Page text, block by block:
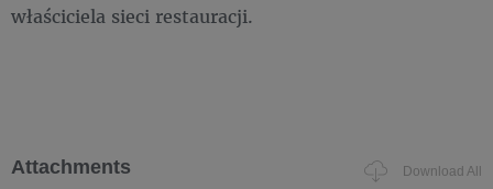
właściciela sieci restauracji.
Attachments Download All